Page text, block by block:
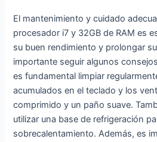
El mantenimiento y cuidado
procesador i7 y 32GB de RAM es
su buen rendimiento y prolongar
importante seguir algunos
es fundamental limpiar
acumulados en el teclado y los
comprimido y un paño suave.
utilizar una base de refrigeración
sobrecalentamiento. Además, es